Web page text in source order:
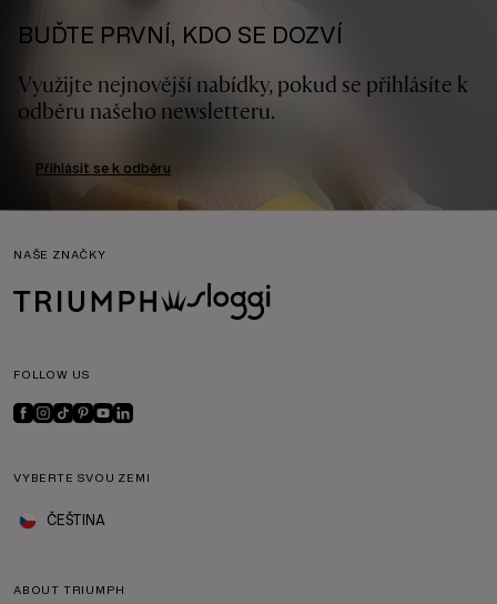
BUĎTE PRVNÍ, KDO SE DOZVÍ
Využijte nejnovější nabídky, pokud se přihlásíte k
odběru našeho newsletteru.
Přihlásit se k odběru
NAŠE ZNAČKY
FOLLOW US
VYBERTE SVOU ZEMI
ČEŠTINA
ABOUT TRIUMPH